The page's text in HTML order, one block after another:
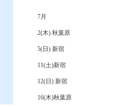
7月
2(木) 秋葉原
5(日) 新宿
11(土)新宿
12(日) 新宿
16(木)秋葉原